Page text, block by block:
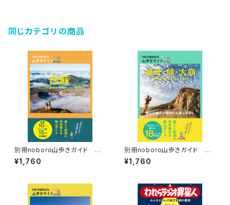
同じカテゴリの商品
別冊noboro山歩きガイド 阿
蘇 カルデラ満喫ルート&キャン
プ案内
¥1,760
別冊noboro山歩きガイド 祖
母・傾・大崩 個性派3座の名ル
ート案内
¥1,760